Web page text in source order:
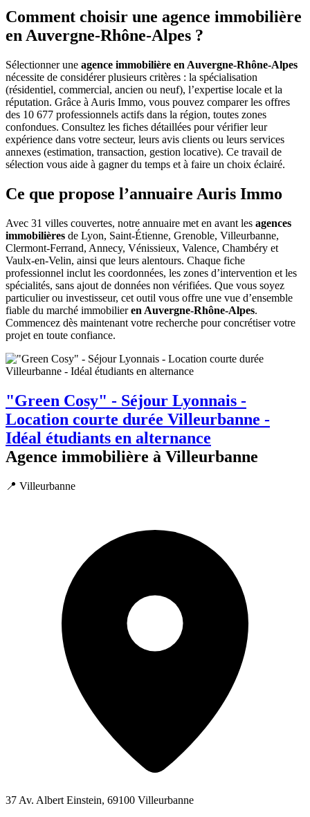
Comment choisir une agence immobilière
en Auvergne-Rhône-Alpes ?
Sélectionner une agence immobilière en Auvergne-Rhône-Alpes
nécessite de considérer plusieurs critères : la spécialisation
(résidentiel, commercial, ancien ou neuf), l’expertise locale et la
réputation. Grâce à Auris Immo, vous pouvez comparer les offres
des 10 677 professionnels actifs dans la région, toutes zones
confondues. Consultez les fiches détaillées pour vérifier leur
expérience dans votre secteur, leurs avis clients ou leurs services
annexes (estimation, transaction, gestion locative). Ce travail de
sélection vous aide à gagner du temps et à faire un choix éclairé.
Ce que propose l’annuaire Auris Immo
Avec 31 villes couvertes, notre annuaire met en avant les agences
immobilières de Lyon, Saint-Étienne, Grenoble, Villeurbanne,
Clermont-Ferrand, Annecy, Vénissieux, Valence, Chambéry et
Vaulx-en-Velin, ainsi que leurs alentours. Chaque fiche
professionnel inclut les coordonnées, les zones d’intervention et les
spécialités, sans ajout de données non vérifiées. Que vous soyez
particulier ou investisseur, cet outil vous offre une vue d’ensemble
fiable du marché immobilieren Auvergne-Rhône-Alpes.
Commencez dès maintenant votre recherche pour concrétiser votre
projet en toute confiance.
"Green Cosy" - Séjour Lyonnais -
Location courte durée Villeurbanne -
Idéal étudiants en alternance
Agence immobilière à Villeurbanne
📍 Villeurbanne
37 Av. Albert Einstein, 69100 Villeurbanne